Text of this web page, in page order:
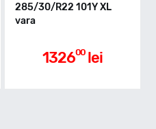
285/30/R22 101Y XL
vara
132600 lei